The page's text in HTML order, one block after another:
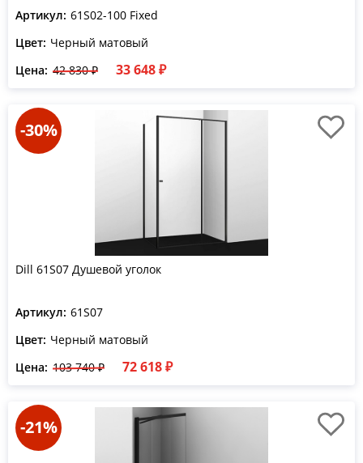
Артикул: 61S02-100 Fixed
Цвет: Черный матовый
Цена: 42 830 ₽ 33 648 ₽
-30%
Dill 61S07 Душевой уголок
Артикул: 61S07
Цвет: Черный матовый
Цена: 103 740 ₽ 72 618 ₽
-21%